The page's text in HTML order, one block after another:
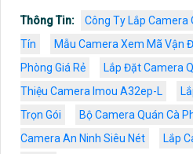
Thông Tin:
Công Ty Lắp Camera
Tín
Mẫu Camera Xem Mã Vận
Phòng Giá Rẻ
Lắp Đặt Camera
Thiệu Camera Imou A32ep-L
Trọn Gói
Bộ Camera Quán Cà
Camera An Ninh Siêu Nét
Lắp